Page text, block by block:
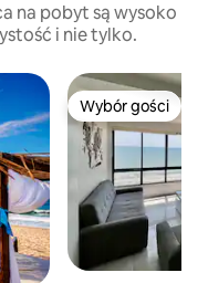
na pobyt są wysoko
i nie tylko.
Wybór gości
Wybór gości